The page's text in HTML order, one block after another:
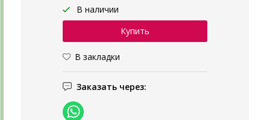
В наличии
В закладки
Заказать через: